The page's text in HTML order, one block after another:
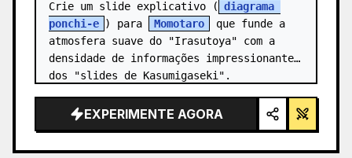
Crie um slide explicativo ( diagrama
ponchi-e ) para Momotaro
que funde a
atmosfera suave do "Irasutoya" com a
densidade de informações impressionante
dos "slides de Kasumigaseki".
EXPERIMENTE AGORA